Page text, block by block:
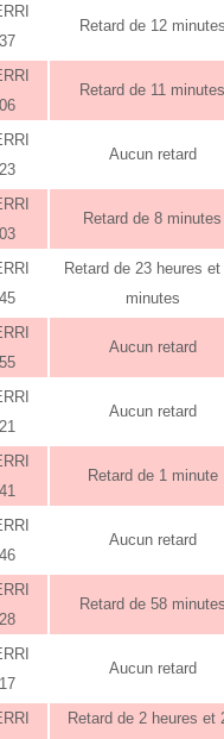
Retard de 12 minutes
Retard de 11 minutes
Aucun retard
Retard de 8 minutes
Retard de 23 heures et
minutes
Aucun retard
Aucun retard
Retard de 1 minute
Aucun retard
Retard de 58 minutes
Aucun retard
Retard de 2 heures et